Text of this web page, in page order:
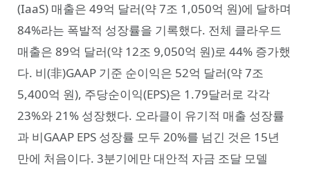
(IaaS) 매출은 49억 달러(약 7조 1,050억 원)에 달하며
84%라는 폭발적 성장률을 기록했다. 전체 클라우드
매출은 89억 달러(약 12조 9,050억 원)로 44% 증가했
다. 비(非)GAAP 기준 순이익은 52억 달러(약 7조
5,400억 원), 주당순이익(EPS)은 1.79달러로 각각
23%와 21% 성장했다. 오라클이 유기적 매출 성장률
과 비GAAP EPS 성장률 모두 20%를 넘긴 것은 15년
만에 처음이다. 3분기에만 대안적 자금 조달 모델